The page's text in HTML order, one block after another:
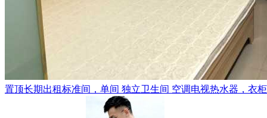
置顶长期出租标准间，单间 独立卫生间 空调电视热水器，衣